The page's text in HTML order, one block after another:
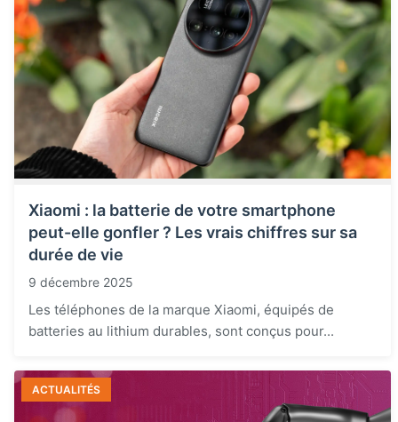
Xiaomi : la batterie de votre smartphone
peut-elle gonfler ? Les vrais chiffres sur sa
durée de vie
9 décembre 2025
Les téléphones de la marque Xiaomi, équipés de
batteries au lithium durables, sont conçus pour...
ACTUALITÉS